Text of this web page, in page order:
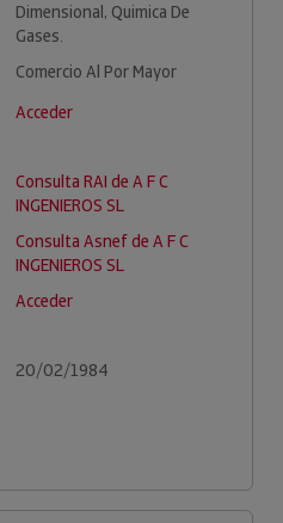
Dimensional, Quimica De
Gases.
Comercio Al Por Mayor
Acceder
Consulta RAI de A F C
INGENIEROS SL
Consulta Asnef de A F C
INGENIEROS SL
Acceder
20/02/1984